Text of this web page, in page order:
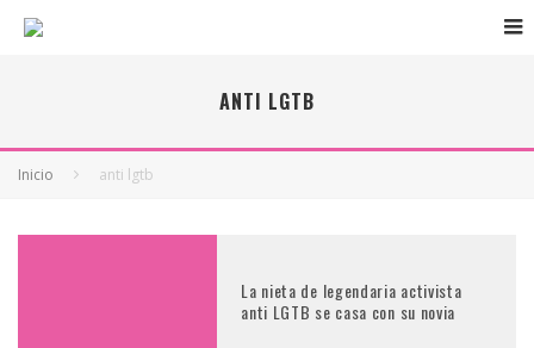
ANTI LGTB
Inicio anti lgtb
La nieta de legendaria activista
anti LGTB se casa con su novia